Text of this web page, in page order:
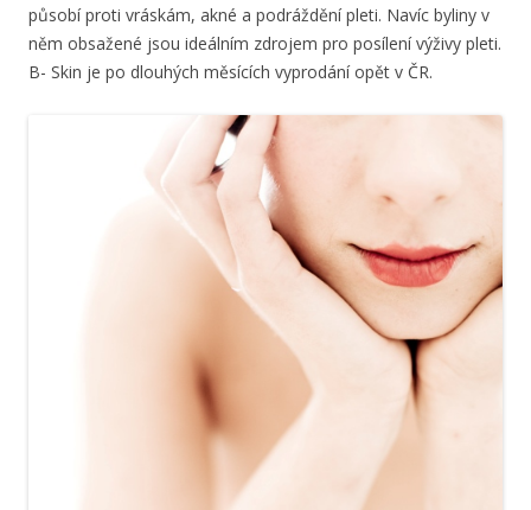
působí proti vráskám, akné a podráždění pleti. Navíc byliny v
něm obsažené jsou ideálním zdrojem pro posílení výživy pleti.
B- Skin je po dlouhých měsících vyprodání opět v ČR.